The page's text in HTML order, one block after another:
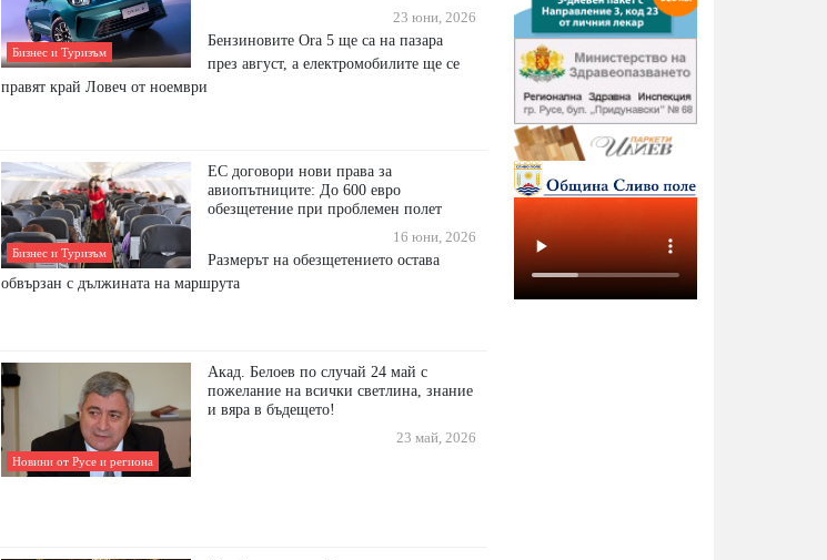
Бизнес и Туризъм
23 юни, 2026
Бензиновите Ora 5 ще са на пазара
през август, а електромобилите ще се
правят край Ловеч от ноември
Бизнес и Туризъм
ЕС договори нови права за
авиопътниците: До 600 евро
обезщетение при проблемен полет
16 юни, 2026
Размерът на обезщетението остава
обвързан с дължината на маршрута
Новини от Русе и региона
Акад. Белоев по случай 24 май с
пожелание на всички светлина, знание
и вяра в бъдещето!
23 май, 2026